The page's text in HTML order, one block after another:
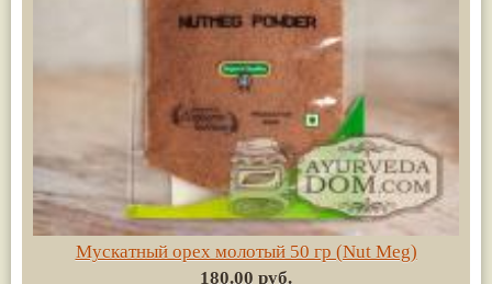
Мускатный орех молотый 50 гр (Nut Meg)
180.00 руб.